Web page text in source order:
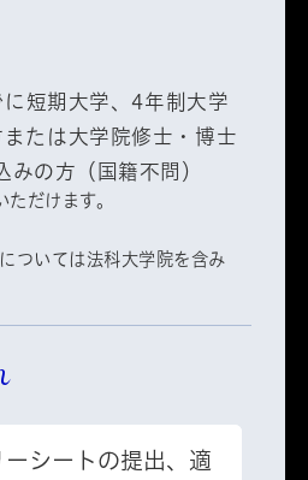
短期大学、4年制大学
たは大学院修士・博士
みの方（国籍不問）
だけます。
ついては法科大学院を含み
ーシートの提出、適